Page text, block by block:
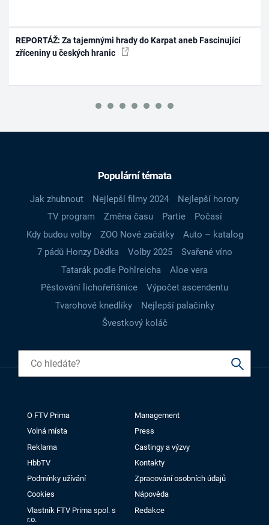
REPORTÁŽ: Za tajemnými hrady do Karpat aneb Fascinující
zříceniny u českých hranic
Populární témata
Jak zhubnout Nejlepší filmy 2024
Nejlepší horory
TV program
Změna času Partie
Počasí
Kdy budou volby
ZOO Nové začátky
Auto – katalog
7 pádů Honzy Dědka
Volby 2025
Svařené víno
Tatarák podle Pohlreicha
Aloe vera
Pěstování lichořeřišnice
Výpočet ascendentu
Tvarohové knedlíky
Nejlepší palačinky
Švestkový koláč
O FTV Prima
Management
Volná místa
Press
Reklama
Castingy a výzvy
HbbTV
Kontakty
Podmínky užívání
Zpracování osobních údajů
Cookies
Nápověda
Vlastník FTV Prima spol. s
r.o.
Redakce